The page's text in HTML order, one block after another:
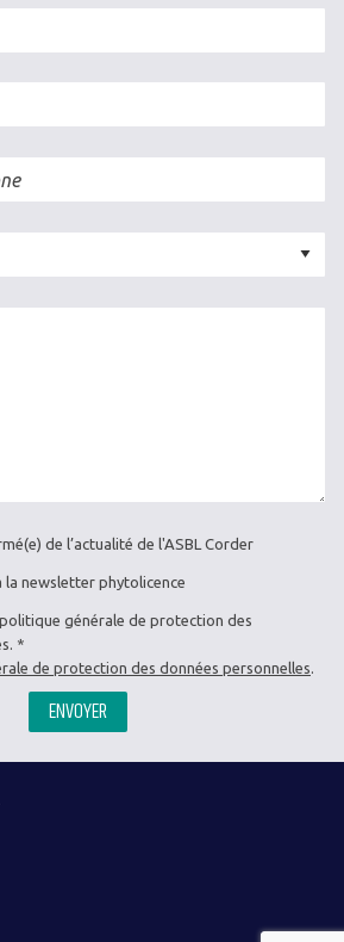
de l’actualité de l'ASBL Corder
la newsletter phytolicence
politique générale de protection des
de protection des données personnelles.
ENVOYER